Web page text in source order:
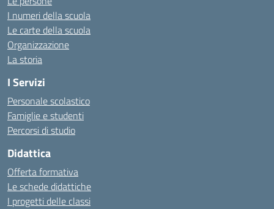
I numeri della scuola
Le carte della scuola
Organizzazione
La storia
I Servizi
Personale scolastico
Famiglie e studenti
Percorsi di studio
Didattica
Offerta formativa
Le schede didattiche
I progetti delle classi